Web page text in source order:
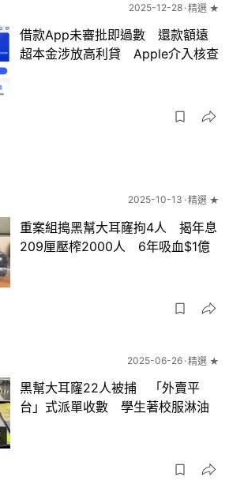
2025-12-28 精選 ★
借款App未審批即過數 還款額遠
超本金涉放高利貸 Apple介入核查
2025-10-13 精選 ★
重案組搗黑幫大耳窿拘4人 揭年息
209厘壓榨2000人 6年吸血$1億
2025-06-26 精選 ★
黑幫大耳窿22人被捕 「外賣平
台」式派單收數 學生著校服淋油